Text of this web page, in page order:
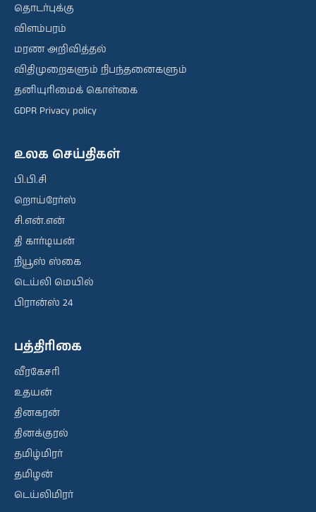
தொடர்புக்கு
விளம்பரம்
மரண அறிவித்தல்
விதிமுறைகளும் நிபந்தனைகளும்
தனியுரிமைக் கொள்கை
GDPR Privacy policy
உலக செய்திகள்
பி.பி.சி
றொய்ரேர்ஸ்
சி.என்.என்
தி கார்டியன்
நியூஸ் ஸ்கை
டெய்லி மெயில்
பிரான்ஸ் 24
பத்திரிகை
வீரகேசரி
உதயன்
தினகரன்
தினக்குரல்
தமிழ்மிரர்
தமிழன்
டெய்லிமிரர்